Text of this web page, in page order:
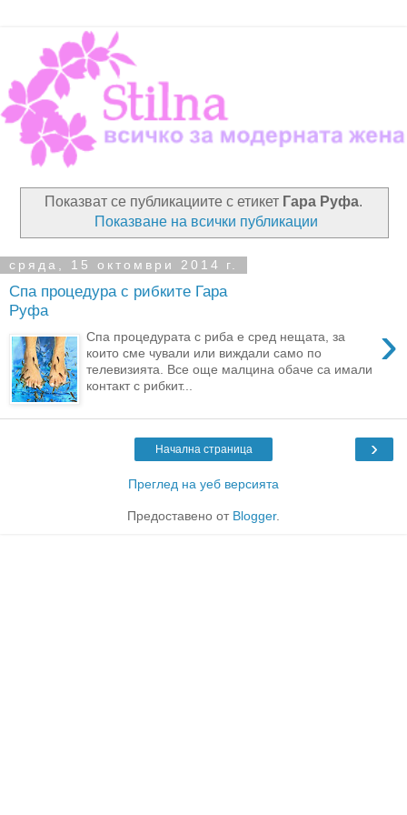
Показват се публикациите с етикет Гара Руфа.
Показване на всички публикации
сряда, 15 октомври 2014 г.
Спа процедура с рибките Гара
Руфа
›
Спа процедурата с риба е сред нещата, за
които сме чували или виждали само по
телевизията. Все още малцина обаче са имали
контакт с рибкит...
›
Начална страница
Преглед на уеб версията
Предоставено от Blogger.